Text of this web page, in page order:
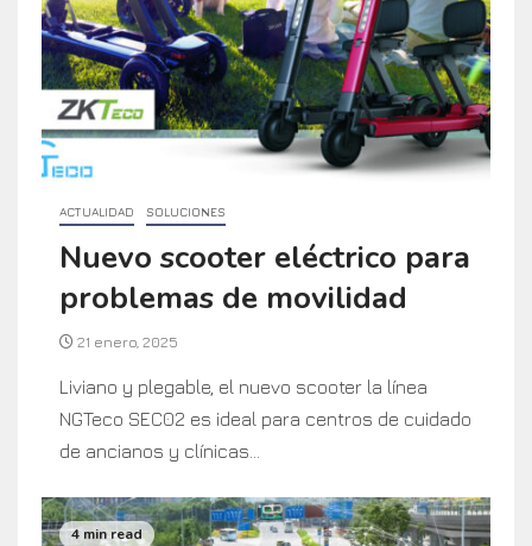
ACTUALIDAD SOLUCIONES
Nuevo scooter eléctrico para
problemas de movilidad
21 enero, 2025
Liviano y plegable, el nuevo scooter la línea
NGTeco SEC02 es ideal para centros de cuidado
de ancianos y clínicas...
4 min read